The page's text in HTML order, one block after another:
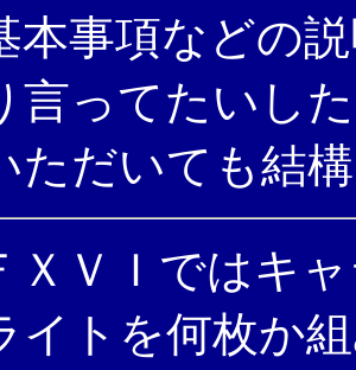
本事項などの
言ってたいし
ただいても結
ＶＩではキ
イトを何枚か